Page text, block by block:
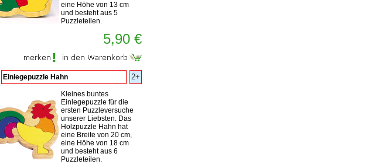
eine Höhe von 13 cm
und besteht aus 5
Puzzleteilen.
5,90 €
Einlegepuzzle Hahn 2+
Kleines buntes
Einlegepuzzle für die
ersten Puzzleversuche
unserer Liebsten. Das
Holzpuzzle Hahn hat
eine Breite von 20 cm,
eine Höhe von 18 cm
und besteht aus 6
Puzzleteilen.